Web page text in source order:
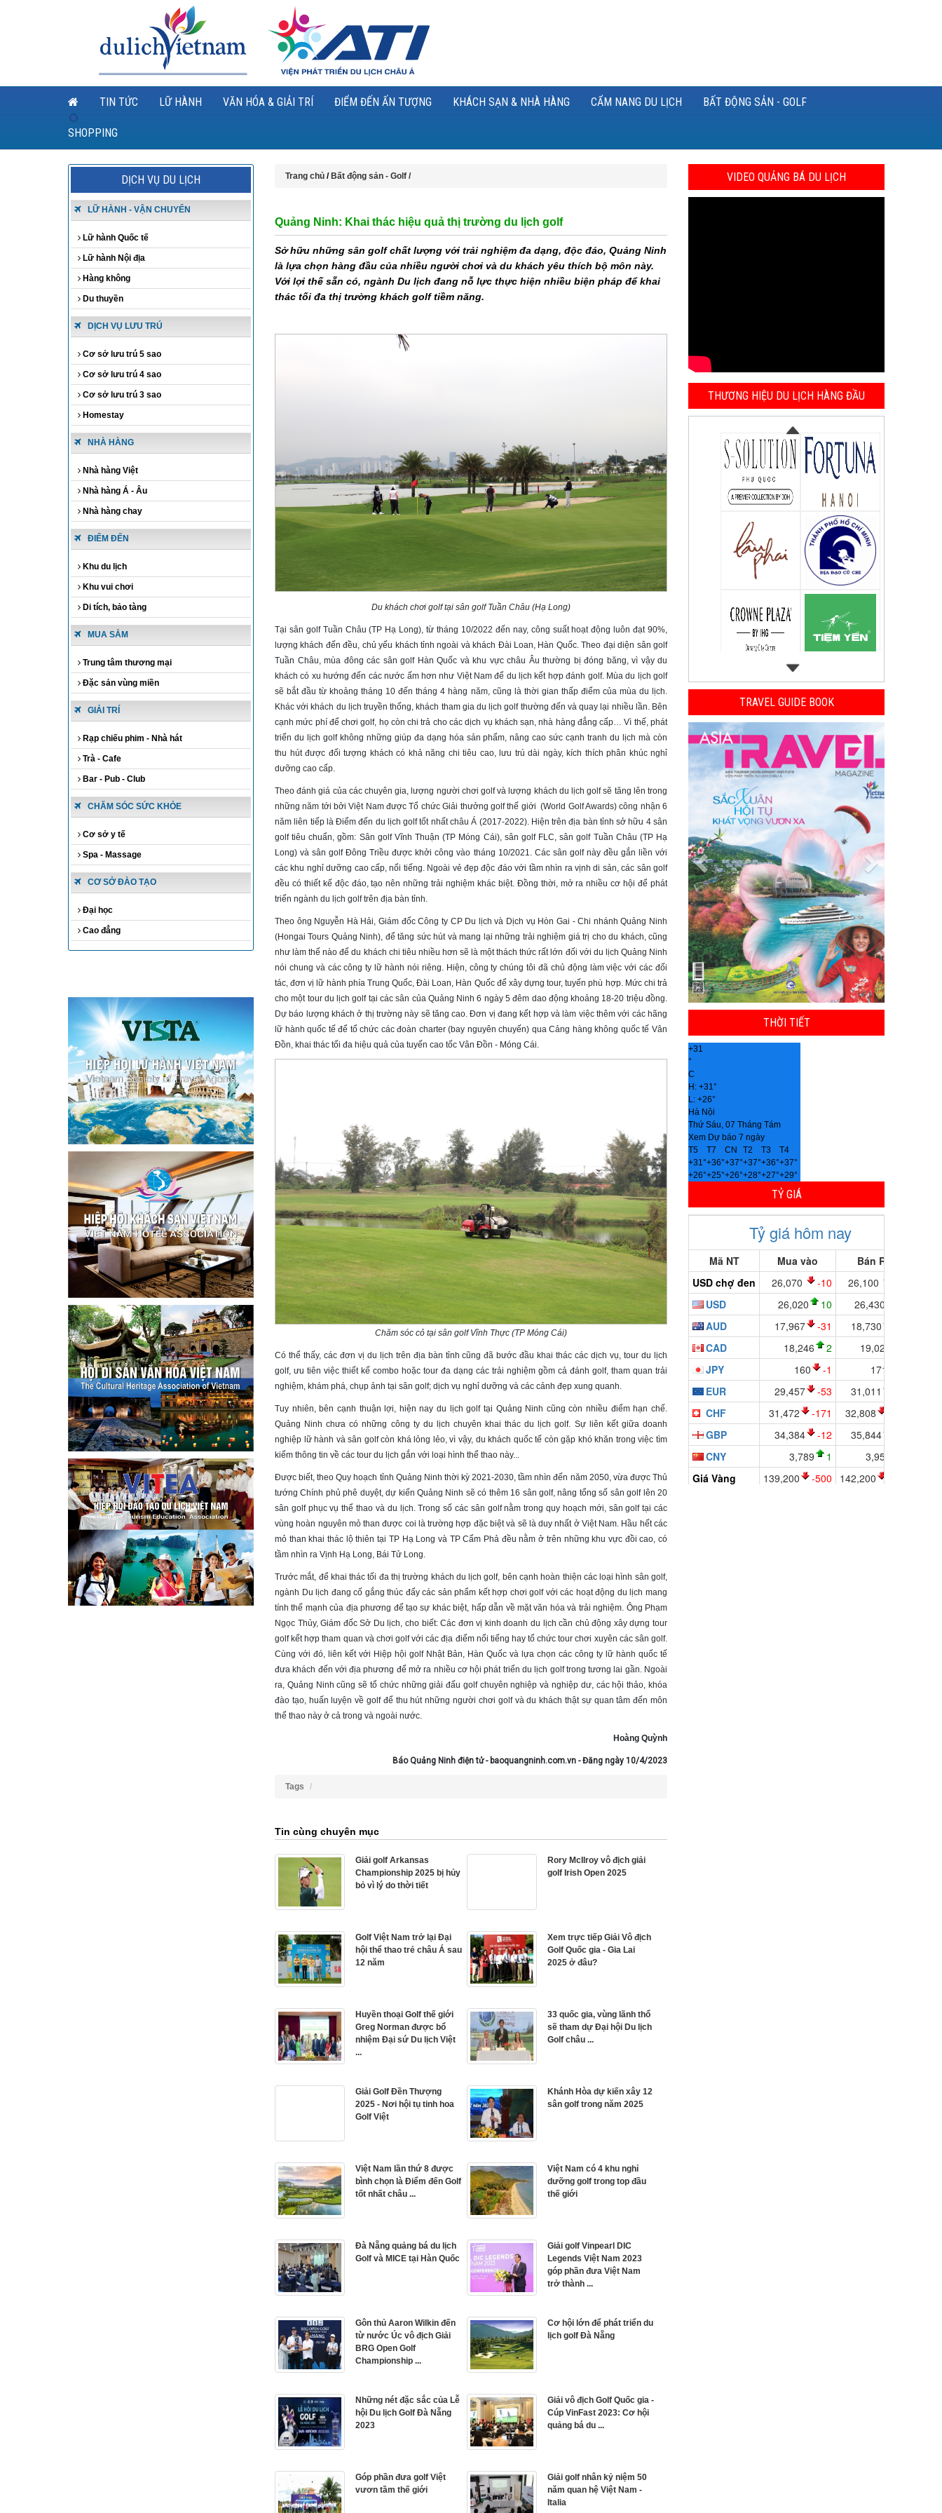
TIN TỨC LỮ HÀNH VĂN HÓA & GIẢI TRÍ ĐIỂM ĐẾN ẤN TƯỢNG KHÁCH SẠN & NHÀ HÀNG CẨM NANG DU LỊCH BẤT ĐỘNG SẢN - GOLF
SHOPPING
DỊCH VỤ DU LỊCH
LỮ HÀNH - VẬN CHUYỂN
Lữ hành Quốc tế
Lữ hành Nội địa
Hàng không
Du thuyền
DỊCH VỤ LƯU TRÚ
Cơ sở lưu trú 5 sao
Cơ sở lưu trú 4 sao
Cơ sở lưu trú 3 sao
Homestay
NHÀ HÀNG
Nhà hàng Việt
Nhà hàng Á - Âu
Nhà hàng chay
ĐIỂM ĐẾN
Khu du lịch
Khu vui chơi
Di tích, bảo tàng
MUA SẮM
Trung tâm thương mại
Đặc sản vùng miền
GIẢI TRÍ
Rạp chiếu phim - Nhà hát
Trà - Cafe
Bar - Pub - Club
CHĂM SÓC SỨC KHỎE
Cơ sở y tế
Spa - Massage
CƠ SỞ ĐÀO TẠO
Đại học
Cao đẳng
Trang chủ / Bất động sản - Golf /
Quảng Ninh: Khai thác hiệu quả thị trường du lịch golf
Sở hữu những sân golf chất lượng với trải nghiệm đa dạng, độc đáo, Quảng Ninh
là lựa chọn hàng đầu của nhiều người chơi và du khách yêu thích bộ môn này.
Với lợi thế sẵn có, ngành Du lịch đang nỗ lực thực hiện nhiều biện pháp để khai
thác tối đa thị trường khách golf tiềm năng.
Du khách chơi golf tại sân golf Tuần Châu (Hạ Long)
Tại sân golf Tuần Châu (TP Hạ Long), từ tháng 10/2022 đến nay, công suất hoạt động luôn đạt 90%,
lượng khách đến đều, chủ yếu khách tỉnh ngoài và khách Đài Loan, Hàn Quốc. Theo đại diện sân golf
Tuần Châu, mùa đông các sân golf Hàn Quốc và khu vực châu Âu thường bị đóng băng, vì vậy du
khách có xu hướng đến các nước ấm hơn như Việt Nam để du lịch kết hợp đánh golf. Mùa du lịch golf
sẽ bắt đầu từ khoảng tháng 10 đến tháng 4 hàng năm, cũng là thời gian thấp điểm của mùa du lịch.
Khác với khách du lịch truyền thống, khách tham gia du lịch golf thường đến và quay lại nhiều lần. Bên
cạnh mức phí để chơi golf, họ còn chi trả cho các dịch vụ khách sạn, nhà hàng đẳng cấp… Vì thế, phát
triển du lịch golf không những giúp đa dạng hóa sản phẩm, nâng cao sức cạnh tranh du lịch mà còn
thu hút được đối tượng khách có khả năng chi tiêu cao, lưu trú dài ngày, kích thích phân khúc nghỉ
dưỡng cao cấp.
Theo đánh giá của các chuyên gia, lượng người chơi golf và lượng khách du lịch golf sẽ tăng lên trong
những năm tới bởi Việt Nam được Tổ chức Giải thưởng golf thế giới (World Golf Awards) công nhận 6
năm liên tiếp là Điểm đến du lịch golf tốt nhất châu Á (2017-2022). Hiện trên địa bàn tỉnh sở hữu 4 sân
golf tiêu chuẩn, gồm: Sân golf Vĩnh Thuận (TP Móng Cái), sân golf FLC, sân golf Tuần Châu (TP Hạ
Long) và sân golf Đông Triều được khởi công vào tháng 10/2021. Các sân golf này đều gắn liền với
các khu nghỉ dưỡng cao cấp, nổi tiếng. Ngoài vẻ đẹp độc đáo với tầm nhìn ra vịnh di sản, các sân golf
đều có thiết kế độc đáo, tạo nên những trải nghiệm khác biệt. Đồng thời, mở ra nhiều cơ hội để phát
triển ngành du lịch golf trên địa bàn tỉnh.
Theo ông Nguyễn Hà Hải, Giám đốc Công ty CP Du lịch và Dịch vụ Hòn Gai - Chi nhánh Quảng Ninh
(Hongai Tours Quảng Ninh), để tăng sức hút và mang lại những trải nghiệm giá trị cho du khách, cũng
như làm thế nào để du khách chi tiêu nhiều hơn sẽ là một thách thức rất lớn đối với du lịch Quảng Ninh
nói chung và các công ty lữ hành nói riêng. Hiện, công ty chúng tôi đã chủ động làm việc với các đối
tác, đơn vị lữ hành phía Trung Quốc, Đài Loan, Hàn Quốc để xây dựng tour, tuyến phù hợp. Mức chi trả
cho một tour du lịch golf tại các sân của Quảng Ninh 6 ngày 5 đêm dao động khoảng 18-20 triệu đồng.
Dự báo lượng khách ở thị trường này sẽ tăng cao. Đơn vị đang kết hợp và làm việc thêm với các hãng
lữ hành quốc tế để tổ chức các đoàn charter (bay nguyên chuyến) qua Cảng hàng không quốc tế Vân
Đồn, khai thác tối đa hiệu quả của tuyến cao tốc Vân Đồn - Móng Cái.
Chăm sóc cỏ tại sân golf Vĩnh Thực (TP Móng Cái)
Có thể thấy, các đơn vị du lịch trên địa bàn tỉnh cũng đã bước đầu khai thác các dịch vụ, tour du lịch
golf, ưu tiên việc thiết kế combo hoặc tour đa dạng các trải nghiệm gồm cả đánh golf, tham quan trải
nghiệm, khám phá, chụp ảnh tại sân golf; dịch vụ nghỉ dưỡng và các cảnh đẹp xung quanh.
Tuy nhiên, bên cạnh thuận lợi, hiện nay du lịch golf tại Quảng Ninh cũng còn nhiều điểm hạn chế.
Quảng Ninh chưa có những công ty du lịch chuyên khai thác du lịch golf. Sự liên kết giữa doanh
nghiệp lữ hành và sân golf còn khá lỏng lẻo, vì vậy, du khách quốc tế còn gặp khó khăn trong việc tìm
kiếm thông tin về các tour du lịch gắn với loại hình thể thao này...
Được biết, theo Quy hoạch tỉnh Quảng Ninh thời kỳ 2021-2030, tầm nhìn đến năm 2050, vừa được Thủ
tướng Chính phủ phê duyệt, dự kiến Quảng Ninh sẽ có thêm 16 sân golf, nâng tổng số sân golf lên 20
sân golf phục vụ thể thao và du lịch. Trong số các sân golf nằm trong quy hoạch mới, sân golf tại các
vùng hoàn nguyên mỏ than được coi là trường hợp đặc biệt và sẽ là duy nhất ở Việt Nam. Hầu hết các
mỏ than khai thác lộ thiên tại TP Hạ Long và TP Cẩm Phả đều nằm ở trên những khu vực đồi cao, có
tầm nhìn ra Vịnh Hạ Long, Bái Tử Long.
Trước mắt, để khai thác tối đa thị trường khách du lịch golf, bên cạnh hoàn thiện các loại hình sân golf,
ngành Du lịch đang cố gắng thúc đẩy các sản phẩm kết hợp chơi golf với các hoạt động du lịch mang
tính thế mạnh của địa phương để tạo sự khác biệt, hấp dẫn về mặt văn hóa và trải nghiệm. Ông Phạm
Ngọc Thủy, Giám đốc Sở Du lịch, cho biết: Các đơn vị kinh doanh du lịch cần chủ động xây dựng tour
golf kết hợp tham quan và chơi golf với các địa điểm nổi tiếng hay tổ chức tour chơi xuyên các sân golf.
Cùng với đó, liên kết với Hiệp hội golf Nhật Bản, Hàn Quốc và lựa chọn các công ty lữ hành quốc tế
đưa khách đến với địa phương để mở ra nhiều cơ hội phát triển du lịch golf trong tương lai gần. Ngoài
ra, Quảng Ninh cũng sẽ tổ chức những giải đấu golf chuyên nghiệp và nghiệp dư, các hội thảo, khóa
đào tạo, huấn luyện về golf để thu hút những người chơi golf và du khách thật sự quan tâm đến môn
thể thao này ở cả trong và ngoài nước.
Hoàng Quỳnh
Báo Quảng Ninh điện tử - baoquangninh.com.vn - Đăng ngày 10/4/2023
Tags
Tin cùng chuyên mục
Giải golf Arkansas
Championship 2025 bị hủy
bỏ vì lý do thời tiết
Rory McIlroy vô địch giải
golf Irish Open 2025
Golf Việt Nam trở lại Đại
hội thể thao trẻ châu Á sau
12 năm
Xem trực tiếp Giải Vô địch
Golf Quốc gia - Gia Lai
2025 ở đâu?
Huyền thoại Golf thế giới
Greg Norman được bổ
nhiệm Đại sứ Du lịch Việt
...
33 quốc gia, vùng lãnh thổ
sẽ tham dự Đại hội Du lịch
Golf châu ...
Giải Golf Đền Thượng
2025 - Nơi hội tụ tinh hoa
Golf Việt
Khánh Hòa dự kiến xây 12
sân golf trong năm 2025
Việt Nam lần thứ 8 được
bình chọn là Điểm đến Golf
tốt nhất châu ...
Việt Nam có 4 khu nghỉ
dưỡng golf trong top đầu
thế giới
Đà Nẵng quảng bá du lịch
Golf và MICE tại Hàn Quốc
Giải golf Vinpearl DIC
Legends Việt Nam 2023
góp phần đưa Việt Nam
trở thành ...
Gôn thủ Aaron Wilkin đến
từ nước Úc vô địch Giải
BRG Open Golf
Championship ...
Cơ hội lớn để phát triển du
lịch golf Đà Nẵng
Những nét đặc sắc của Lễ
hội Du lịch Golf Đà Nẵng
2023
Giải vô địch Golf Quốc gia -
Cúp VinFast 2023: Cơ hội
quảng bá du ...
Góp phần đưa golf Việt
vươn tầm thế giới
Giải golf nhân kỷ niệm 50
năm quan hệ Việt Nam -
Italia
VIDEO QUẢNG BÁ DU LỊCH
THƯƠNG HIỆU DU LỊCH HÀNG ĐẦU
TRAVEL GUIDE BOOK
Previous
THỜI TIẾT
+31
°
C
H: +31°
L: +26°
Hà Nội
Thứ Sáu, 07 Tháng Tám
Xem Dự báo 7 ngày
T5
T7 CN T2 T3
T4
+31°+36°+37°+37°+36°+37°
+26°+25°+26°+28°+27°+29°
TỶ GIÁ